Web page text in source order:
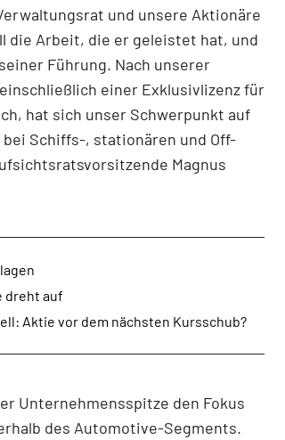
und unsere Aktionäre
die Arbeit, die er geleistet hat, und
Führung. Nach unserer
einer Exklusivlizenz für
hat sich unser Schwerpunkt auf
Schiffs-, stationären und Off-
Magnus
dreht auf
Aktie vor dem nächsten Kursschub?
Unternehmensspitze den Fokus
des Automotive-Segments.